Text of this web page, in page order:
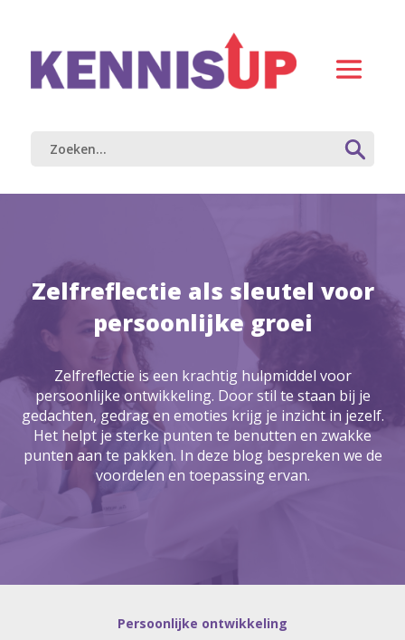
Zelfreflectie als sleutel voor
persoonlijke groei
Zelfreflectie is een krachtig hulpmiddel voor
persoonlijke ontwikkeling. Door stil te staan bij je
gedachten, gedrag en emoties krijg je inzicht in jezelf.
Het helpt je sterke punten te benutten en zwakke
punten aan te pakken. In deze blog bespreken we de
voordelen en toepassing ervan.
Persoonlijke ontwikkeling